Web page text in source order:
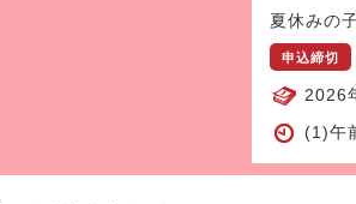
夏休みの
申込締切
2026
(1)午